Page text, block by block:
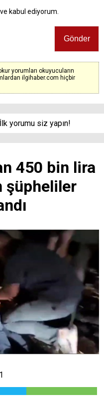
kabul ediyorum.
yorumları okuyucuların
ilgihaber.com hiçbir
yorumu siz yapın!
450 bin lira
şüpheliler